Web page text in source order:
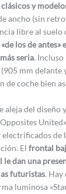
y
ancho (sin
libre al suelo
los de
seria. Incluso
mm delante
de coche bien
aleja del diseño
de
El frontal
dan una
futuristas. Hay
luminosa